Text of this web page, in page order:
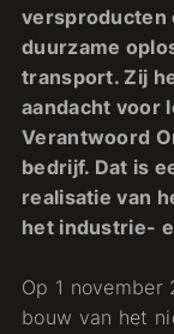
versproducten
duurzame
transport. Zij
aandacht voor
Verantwoord
bedrijf. Dat is
realisatie van
het industrie-
Op 1
bouw van het